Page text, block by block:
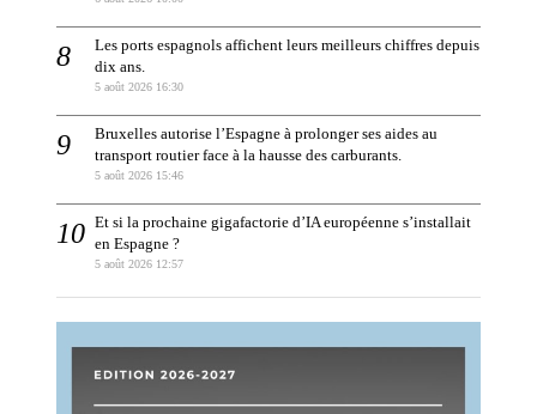
Les ports espagnols affichent leurs meilleurs chiffres depuis
dix ans.
5 août 2026 16:30
Bruxelles autorise l’Espagne à prolonger ses aides au
transport routier face à la hausse des carburants.
5 août 2026 15:46
Et si la prochaine gigafactorie d’IA européenne s’installait
en Espagne ?
5 août 2026 12:57